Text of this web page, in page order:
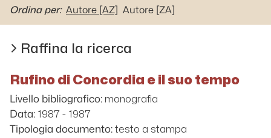
Ordina per: Autore [AZ] Autore [ZA]
Raffina la ricerca
Rufino di Concordia e il suo tempo
Livello bibliografico: monografia
Data: 1987 - 1987
Tipologia documento: testo a stampa